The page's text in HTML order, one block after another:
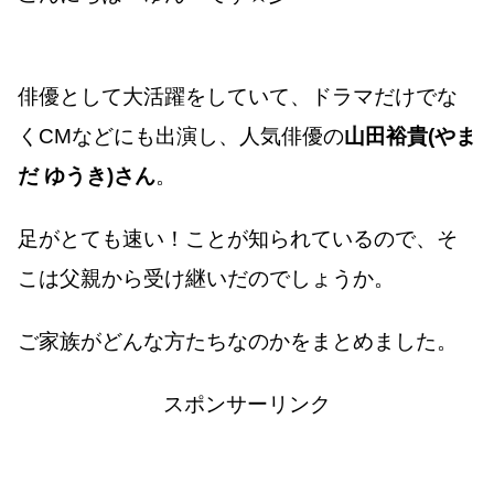
俳優として大活躍をしていて、ドラマだけでな
くCMなどにも出演し、人気俳優の山田裕貴(やま
だ ゆうき)さん。
足がとても速い！ことが知られているので、そ
こは父親から受け継いだのでしょうか。
ご家族がどんな方たちなのかをまとめました。
スポンサーリンク